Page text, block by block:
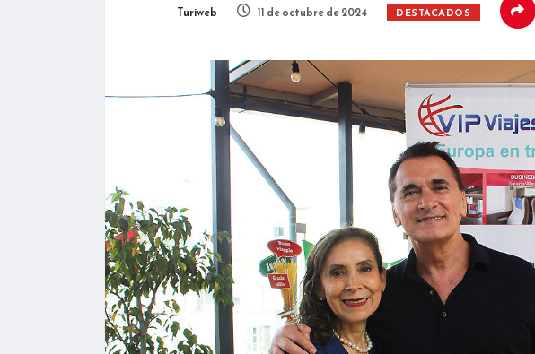
Turiweb 11 de octubre de 2024 DESTACADOS